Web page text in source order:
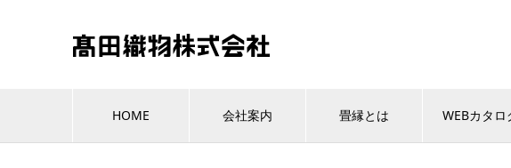
HOME 会社案内 畳縁とは WEBカタロ